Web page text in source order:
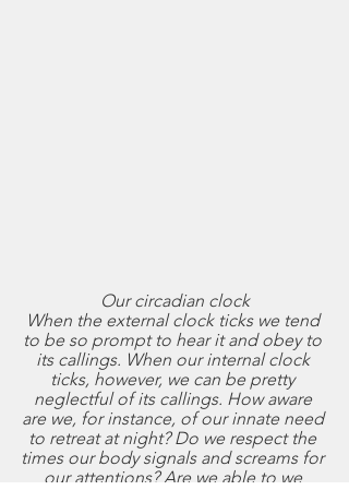
Our circadian clock
When the external clock ticks we tend
to be so prompt to hear it and obey to
its callings. When our internal clock
ticks, however, we can be pretty
neglectful of its callings. How aware
are we, for instance, of our innate need
to retreat at night? Do we respect the
times our body signals and screams for
our attentions? Are we able to we